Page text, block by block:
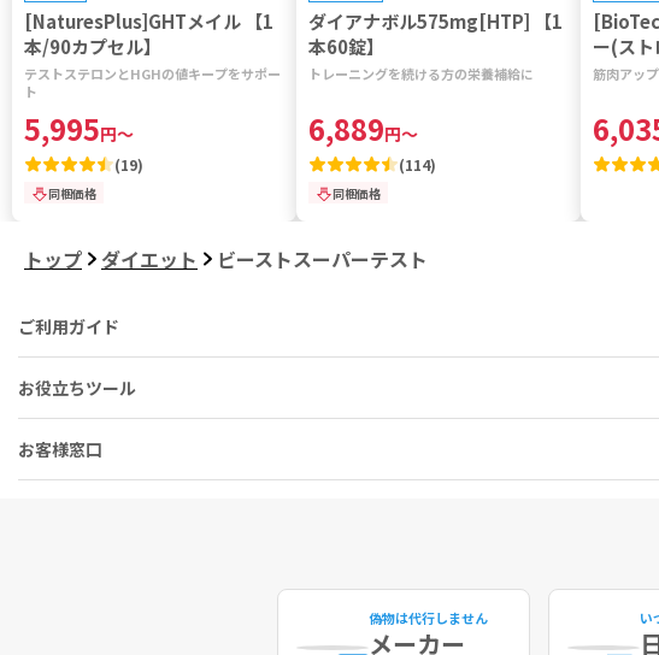
[NaturesPlus]GHTメイル 【1
本/90カプセル】
テストステロンとHGHの値キープをサポー
ト
5,995円～
(19)
同梱価格
ダイアナボル575mg[HTP] 【1
本60錠】
トレーニングを続ける方の栄養補給に
6,889円～
(114)
同梱価格
ー(ス
袋33回
筋肉アッ
トップ ダイエット ビーストスーパーテスト
ご利用ガイド
お役立ちツール
お客様窓口
偽物は代行しません
メーカー
い